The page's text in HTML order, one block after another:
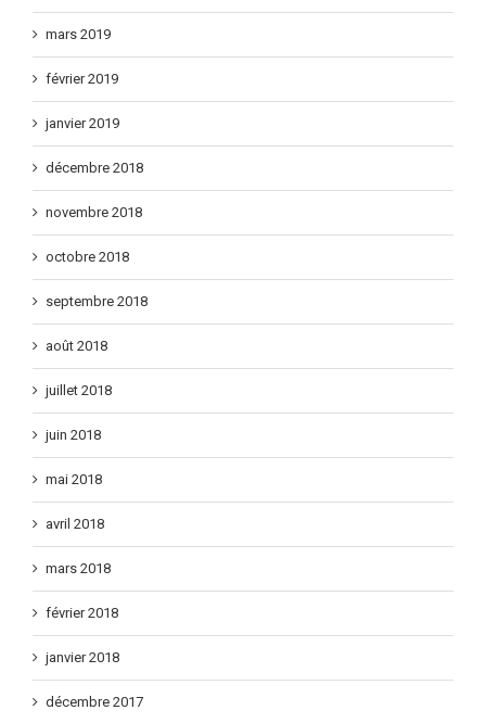
mars 2019
février 2019
janvier 2019
décembre 2018
novembre 2018
octobre 2018
septembre 2018
août 2018
juillet 2018
juin 2018
mai 2018
avril 2018
mars 2018
février 2018
janvier 2018
décembre 2017